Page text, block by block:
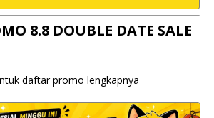
8.8 DOUBLE DATE SALE
daftar promo lengkapnya